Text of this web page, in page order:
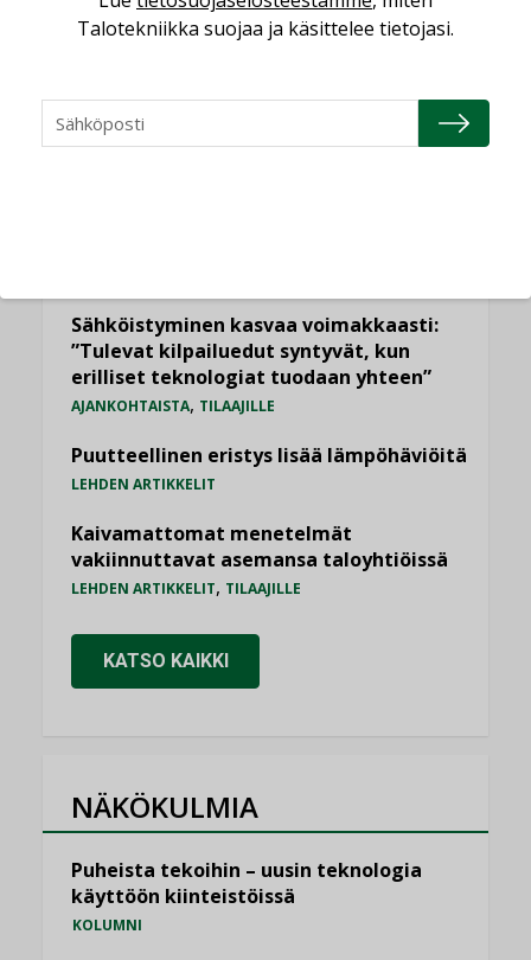
Viikko Kuukausi
LEHDEN ARTIKKELIT
Sähköistyminen kasvaa voimakkaasti:
”Tulevat kilpailuedut syntyvät, kun
erilliset teknologiat tuodaan yhteen”
AJANKOHTAISTA, TILAAJILLE
Puutteellinen eristys lisää lämpöhäviöitä
LEHDEN ARTIKKELIT
Kaivamattomat menetelmät
vakiinnuttavat asemansa taloyhtiöissä
LEHDEN ARTIKKELIT, TILAAJILLE
KATSO KAIKKI
NÄKÖKULMIA
Puheista tekoihin – uusin teknologia
käyttöön kiinteistöissä
KOLUMNI
Talotekniikka suojaa ja käsittelee tietojasi.